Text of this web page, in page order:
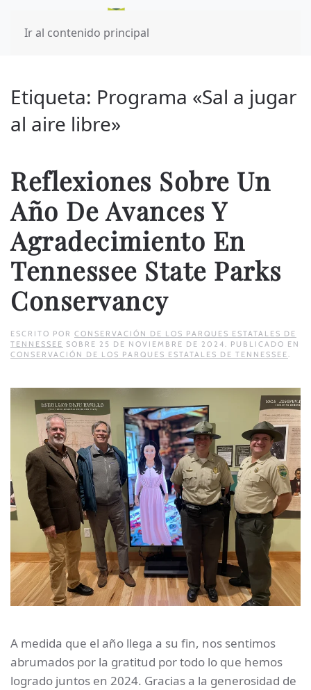
Ir al contenido principal
Etiqueta: Programa «Sal a jugar
al aire libre»
Reflexiones Sobre Un
Año De Avances Y
Agradecimiento En
Tennessee State Parks
Conservancy
ESCRITO POR CONSERVACIÓN DE LOS PARQUES ESTATALES DE
TENNESSEE SOBRE 25 DE NOVIEMBRE DE 2024. PUBLICADO EN
CONSERVACIÓN DE LOS PARQUES ESTATALES DE TENNESSEE.
A medida que el año llega a su fin, nos sentimos
abrumados por la gratitud por todo lo que hemos
logrado juntos en 2024. Gracias a la generosidad de